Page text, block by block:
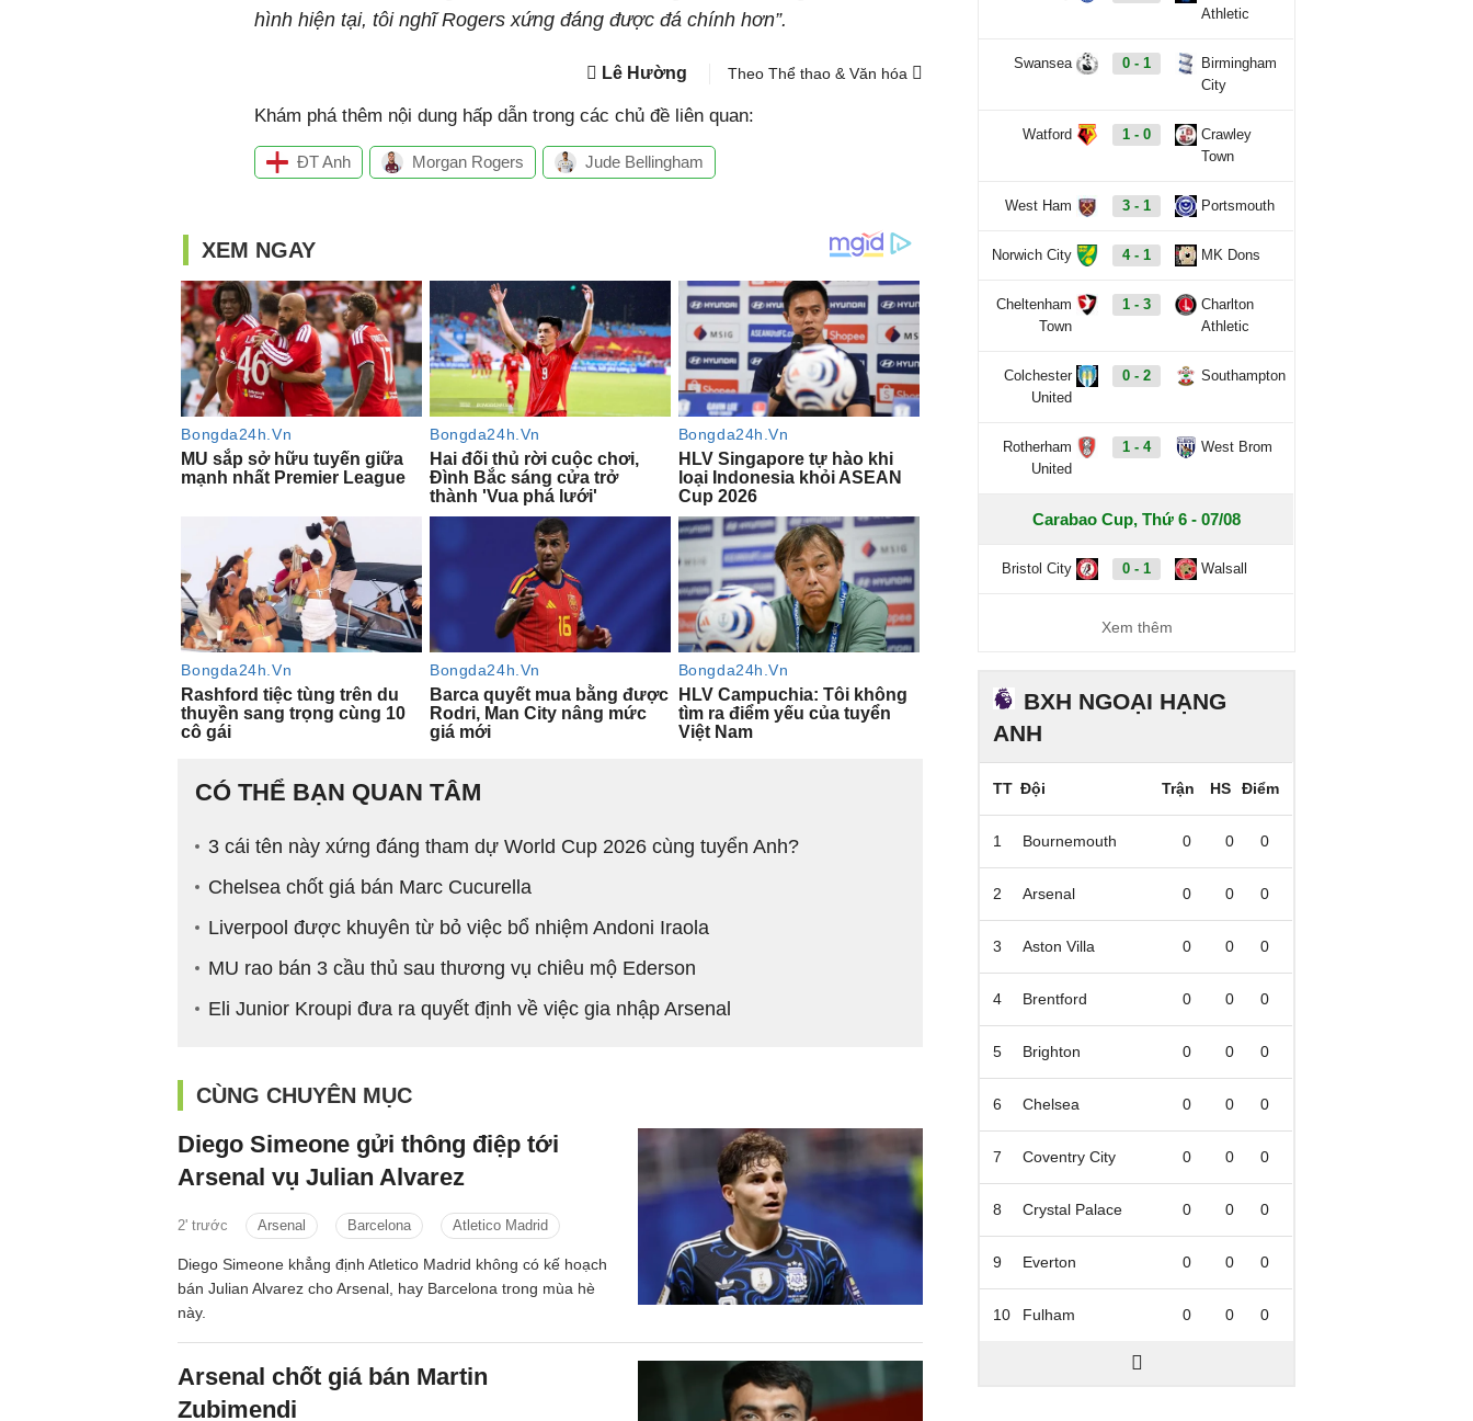
hình hiện tại, tôi nghĩ Rogers xứng đáng được đá chính hơn”.
Lê Hường Theo Thể thao & Văn hóa
Khám phá thêm nội dung hấp dẫn trong các chủ đề liên quan:
ĐT Anh Morgan Rogers Jude Bellingham
CÓ THỂ BẠN QUAN TÂM
3 cái tên này xứng đáng tham dự World Cup 2026 cùng tuyển Anh?
Chelsea chốt giá bán Marc Cucurella
Liverpool được khuyên từ bỏ việc bổ nhiệm Andoni Iraola
MU rao bán 3 cầu thủ sau thương vụ chiêu mộ Ederson
Eli Junior Kroupi đưa ra quyết định về việc gia nhập Arsenal
CÙNG CHUYÊN MỤC
Diego Simeone gửi thông điệp tới
Arsenal vụ Julian Alvarez
2' trước Arsenal Barcelona Atletico Madrid
Diego Simeone khẳng định Atletico Madrid không có kế hoạch
bán Julian Alvarez cho Arsenal, hay Barcelona trong mùa hè
này.
Arsenal chốt giá bán Martin
Zubimendi
Athletic
Swansea 0 - 1
Birmingham
City
Watford 1 - 0
Crawley
Town
West Ham 3 - 1 Portsmouth
Norwich City 4 - 1 MK Dons
Cheltenham
Town
1 - 3
Charlton
Athletic
Colchester
United
0 - 2 Southampton
Rotherham
United
1 - 4 West Brom
Carabao Cup, Thứ 6 - 07/08
Bristol City 0 - 1 Walsall
Xem thêm
BXH NGOẠI HẠNG
ANH
TT Đội Trận HS Điểm
1 Bournemouth 0 0 0
2 Arsenal 0 0 0
3 Aston Villa 0 0 0
4 Brentford 0 0 0
5 Brighton 0 0 0
6 Chelsea 0 0 0
7 Coventry City 0 0 0
8 Crystal Palace 0 0 0
9 Everton 0 0 0
10 Fulham 0 0 0